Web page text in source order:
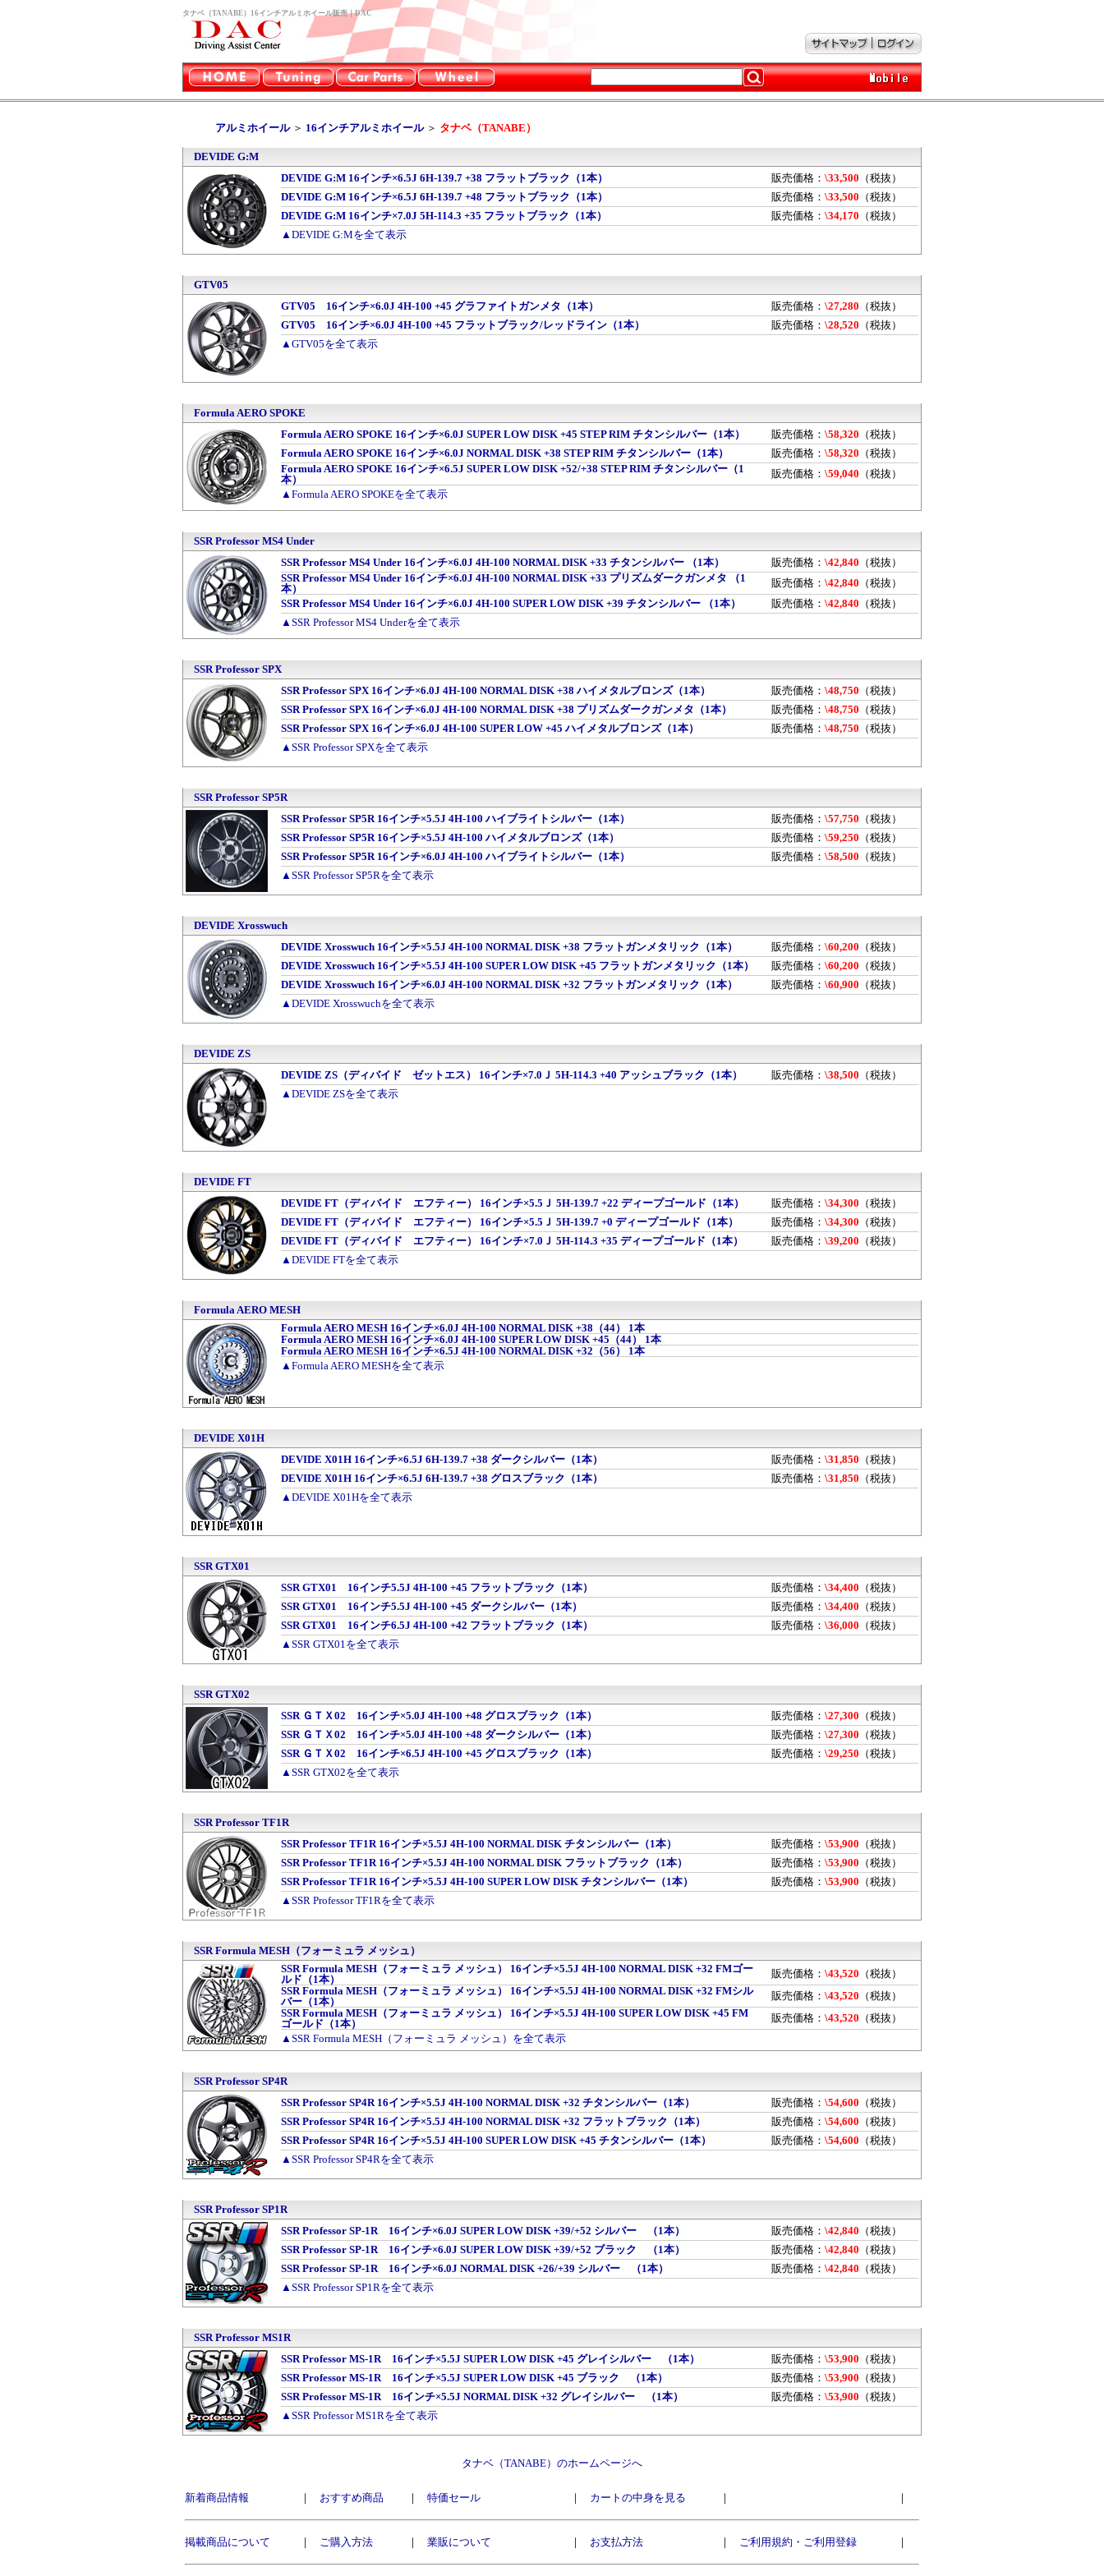
タナベ（TANABE）16インチアルミホイール販売｜DAC
アルミホイール＞ 16インチアルミホイール＞ タナベ（TANABE）
DEVIDE G:M
DEVIDE G:M 16インチ×6.5J 6H-139.7 +38 フラットブラック（1本）
販売価格： \33,500 （税抜）
DEVIDE G:M 16インチ×6.5J 6H-139.7 +48 フラットブラック（1本）
販売価格： \33,500 （税抜）
DEVIDE G:M 16インチ×7.0J 5H-114.3 +35 フラットブラック（1本）
販売価格： \34,170 （税抜）
▲DEVIDE G:Mを全て表示
GTV05
GTV05 16インチ×6.0J 4H-100 +45 グラファイトガンメタ（1本）
販売価格： \27,280 （税抜）
GTV05 16インチ×6.0J 4H-100 +45 フラットブラック/レッドライン（1本）
販売価格： \28,520 （税抜）
▲GTV05を全て表示
Formula AERO SPOKE
Formula AERO SPOKE 16インチ×6.0J SUPER LOW DISK +45 STEP RIM チタンシルバー（1本）
販売価格： \58,320 （税抜）
Formula AERO SPOKE 16インチ×6.0J NORMAL DISK +38 STEP RIM チタンシルバー（1本）
販売価格： \58,320 （税抜）
Formula AERO SPOKE 16インチ×6.5J SUPER LOW DISK +52/+38 STEP RIM チタンシルバー（1
本）
販売価格： \59,040 （税抜）
▲Formula AERO SPOKEを全て表示
SSR Professor MS4 Under
SSR Professor MS4 Under 16インチ×6.0J 4H-100 NORMAL DISK +33 チタンシルバー （1本）
販売価格： \42,840 （税抜）
SSR Professor MS4 Under 16インチ×6.0J 4H-100 NORMAL DISK +33 プリズムダークガンメタ （1
本）
販売価格： \42,840 （税抜）
SSR Professor MS4 Under 16インチ×6.0J 4H-100 SUPER LOW DISK +39 チタンシルバー （1本）
販売価格： \42,840 （税抜）
▲SSR Professor MS4 Underを全て表示
SSR Professor SPX
SSR Professor SPX 16インチ×6.0J 4H-100 NORMAL DISK +38 ハイメタルブロンズ（1本）
販売価格： \48,750 （税抜）
SSR Professor SPX 16インチ×6.0J 4H-100 NORMAL DISK +38 プリズムダークガンメタ（1本）
販売価格： \48,750 （税抜）
SSR Professor SPX 16インチ×6.0J 4H-100 SUPER LOW +45 ハイメタルブロンズ（1本）
販売価格： \48,750 （税抜）
▲SSR Professor SPXを全て表示
SSR Professor SP5R
SSR Professor SP5R 16インチ×5.5J 4H-100 ハイブライトシルバー（1本）
販売価格： \57,750 （税抜）
SSR Professor SP5R 16インチ×5.5J 4H-100 ハイメタルブロンズ（1本）
販売価格： \59,250 （税抜）
SSR Professor SP5R 16インチ×6.0J 4H-100 ハイブライトシルバー（1本）
販売価格： \58,500 （税抜）
▲SSR Professor SP5Rを全て表示
DEVIDE Xrosswuch
DEVIDE Xrosswuch 16インチ×5.5J 4H-100 NORMAL DISK +38 フラットガンメタリック（1本）
販売価格： \60,200 （税抜）
DEVIDE Xrosswuch 16インチ×5.5J 4H-100 SUPER LOW DISK +45 フラットガンメタリック（1本）
販売価格： \60,200 （税抜）
DEVIDE Xrosswuch 16インチ×6.0J 4H-100 NORMAL DISK +32 フラットガンメタリック（1本）
販売価格： \60,900 （税抜）
▲DEVIDE Xrosswuchを全て表示
DEVIDE ZS
DEVIDE ZS（ディバイド ゼットエス） 16インチ×7.0Ｊ 5H-114.3 +40 アッシュブラック（1本）
販売価格： \38,500 （税抜）
▲DEVIDE ZSを全て表示
DEVIDE FT
DEVIDE FT（ディバイド エフティー） 16インチ×5.5Ｊ 5H-139.7 +22 ディープゴールド（1本）
販売価格： \34,300 （税抜）
DEVIDE FT（ディバイド エフティー） 16インチ×5.5Ｊ 5H-139.7 +0 ディープゴールド（1本）
販売価格： \34,300 （税抜）
DEVIDE FT（ディバイド エフティー） 16インチ×7.0Ｊ 5H-114.3 +35 ディープゴールド（1本）
販売価格： \39,200 （税抜）
▲DEVIDE FTを全て表示
Formula AERO MESH
Formula AERO MESH 16インチ×6.0J 4H-100 NORMAL DISK +38（44） 1本
Formula AERO MESH 16インチ×6.0J 4H-100 SUPER LOW DISK +45（44） 1本
Formula AERO MESH 16インチ×6.5J 4H-100 NORMAL DISK +32（56） 1本
▲Formula AERO MESHを全て表示
DEVIDE X01H
DEVIDE X01H 16インチ×6.5J 6H-139.7 +38 ダークシルバー（1本）
販売価格： \31,850 （税抜）
DEVIDE X01H 16インチ×6.5J 6H-139.7 +38 グロスブラック（1本）
販売価格： \31,850 （税抜）
▲DEVIDE X01Hを全て表示
SSR GTX01
SSR GTX01 16インチ5.5J 4H-100 +45 フラットブラック（1本）
販売価格： \34,400 （税抜）
SSR GTX01 16インチ5.5J 4H-100 +45 ダークシルバー（1本）
販売価格： \34,400 （税抜）
SSR GTX01 16インチ6.5J 4H-100 +42 フラットブラック（1本）
販売価格： \36,000 （税抜）
▲SSR GTX01を全て表示
SSR GTX02
SSR ＧＴＸ02 16インチ×5.0J 4H-100 +48 グロスブラック（1本）
販売価格： \27,300 （税抜）
SSR ＧＴＸ02 16インチ×5.0J 4H-100 +48 ダークシルバー（1本）
販売価格： \27,300 （税抜）
SSR ＧＴＸ02 16インチ×6.5J 4H-100 +45 グロスブラック（1本）
販売価格： \29,250 （税抜）
▲SSR GTX02を全て表示
SSR Professor TF1R
SSR Professor TF1R 16インチ×5.5J 4H-100 NORMAL DISK チタンシルバー（1本）
販売価格： \53,900 （税抜）
SSR Professor TF1R 16インチ×5.5J 4H-100 NORMAL DISK フラットブラック（1本）
販売価格： \53,900 （税抜）
SSR Professor TF1R 16インチ×5.5J 4H-100 SUPER LOW DISK チタンシルバー（1本）
販売価格： \53,900 （税抜）
▲SSR Professor TF1Rを全て表示
SSR Formula MESH（フォーミュラ メッシュ）
SSR Formula MESH（フォーミュラ メッシュ） 16インチ×5.5J 4H-100 NORMAL DISK +32 FMゴー
ルド（1本）
販売価格： \43,520 （税抜）
SSR Formula MESH（フォーミュラ メッシュ） 16インチ×5.5J 4H-100 NORMAL DISK +32 FMシル
バー（1本）
販売価格： \43,520 （税抜）
SSR Formula MESH（フォーミュラ メッシュ） 16インチ×5.5J 4H-100 SUPER LOW DISK +45 FM
ゴールド（1本）
販売価格： \43,520 （税抜）
▲SSR Formula MESH（フォーミュラ メッシュ）を全て表示
SSR Professor SP4R
SSR Professor SP4R 16インチ×5.5J 4H-100 NORMAL DISK +32 チタンシルバー（1本）
販売価格： \54,600 （税抜）
SSR Professor SP4R 16インチ×5.5J 4H-100 NORMAL DISK +32 フラットブラック（1本）
販売価格： \54,600 （税抜）
SSR Professor SP4R 16インチ×5.5J 4H-100 SUPER LOW DISK +45 チタンシルバー（1本）
販売価格： \54,600 （税抜）
▲SSR Professor SP4Rを全て表示
SSR Professor SP1R
SSR Professor SP-1R 16インチ×6.0J SUPER LOW DISK +39/+52 シルバー （1本）
販売価格： \42,840 （税抜）
SSR Professor SP-1R 16インチ×6.0J SUPER LOW DISK +39/+52 ブラック （1本）
販売価格： \42,840 （税抜）
SSR Professor SP-1R 16インチ×6.0J NORMAL DISK +26/+39 シルバー （1本）
販売価格： \42,840 （税抜）
▲SSR Professor SP1Rを全て表示
SSR Professor MS1R
SSR Professor MS-1R 16インチ×5.5J SUPER LOW DISK +45 グレイシルバー （1本）
販売価格： \53,900 （税抜）
SSR Professor MS-1R 16インチ×5.5J SUPER LOW DISK +45 ブラック （1本）
販売価格： \53,900 （税抜）
SSR Professor MS-1R 16インチ×5.5J NORMAL DISK +32 グレイシルバー （1本）
販売価格： \53,900 （税抜）
▲SSR Professor MS1Rを全て表示
タナベ（TANABE）のホームページへ
新着商品情報 ｜ おすすめ商品 ｜ 特価セール ｜ カートの中身を見る ｜ ｜
掲載商品について ｜ ご購入方法 ｜ 業販について ｜ お支払方法 ｜ ご利用規約・ご利用登録 ｜